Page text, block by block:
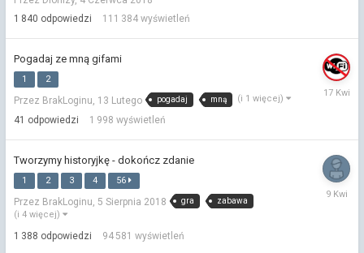
1 840 odpowiedzi 111 384 wyświetleń
Pogadaj ze mną gifami
1 2
Przez BrakLoginu, 13 Lutego pogadaj mną (i 1 więcej)
41 odpowiedzi 1 998 wyświetleń
17
Tworzymy historyjkę - dokończ zdanie
1 2 3 4 56
Przez BrakLoginu, 5 Sierpnia 2018 gra zabawa
(i 4 więcej)
1 388 odpowiedzi 94 581 wyświetleń
9